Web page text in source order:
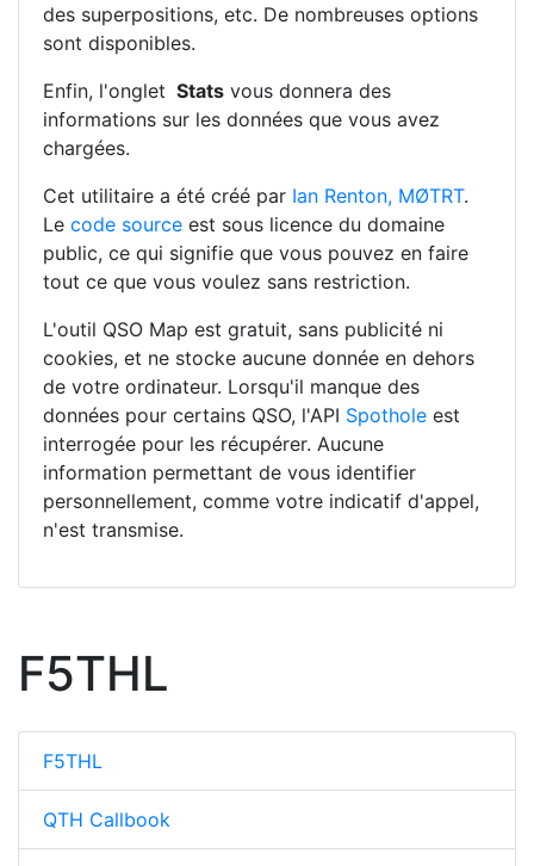
des superpositions, etc. De nombreuses options
sont disponibles.
Enfin, l'onglet Stats vous donnera des
informations sur les données que vous avez
chargées.
Cet utilitaire a été créé par Ian Renton, MØTRT.
Le code source est sous licence du domaine
public, ce qui signifie que vous pouvez en faire
tout ce que vous voulez sans restriction.
L'outil QSO Map est gratuit, sans publicité ni
cookies, et ne stocke aucune donnée en dehors
de votre ordinateur. Lorsqu'il manque des
données pour certains QSO, l'API Spothole est
interrogée pour les récupérer. Aucune
information permettant de vous identifier
personnellement, comme votre indicatif d'appel,
n'est transmise.
F5THL
F5THL
QTH Callbook